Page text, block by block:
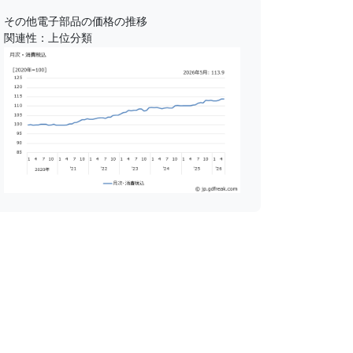
その他電子部品の価格の推移
関連性：上位分類